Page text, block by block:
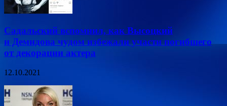
Садальский вспомнил, как Высоцкий
и Демидова чудом избежали участи погибшего
от декорации актера
12.10.2021